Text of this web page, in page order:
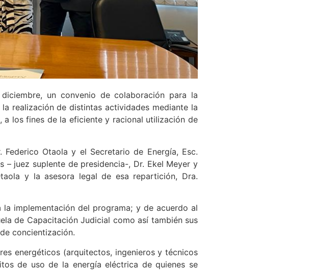
un convenio de colaboración para la
realización de distintas actividades mediante la
los fines de la eficiente y racional utilización de
Otaola y el Secretario de Energía, Esc.
– juez suplente de presidencia-, Dr. Ekel Meyer y
y la asesora legal de esa repartición, Dra.
implementación del programa; y de acuerdo al
de Capacitación Judicial como así también sus
concientización.
energéticos (arquitectos, ingenieros y técnicos
de uso de la energía eléctrica de quienes se